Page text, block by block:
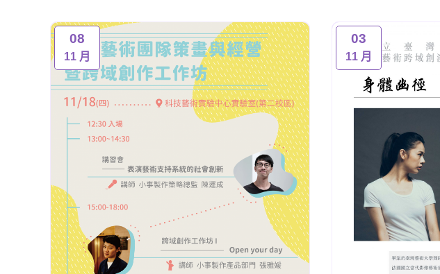
08
11 月
03
11 月